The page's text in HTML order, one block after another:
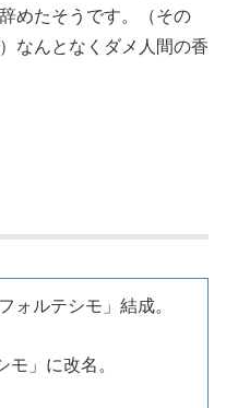
めたそうです。（その
なんとなく ダメ人間の香
ォルテシモ」結成。
モ」に改名。